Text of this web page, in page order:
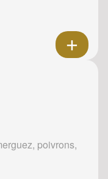
poivrons,